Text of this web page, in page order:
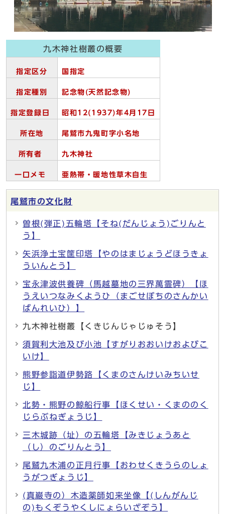
九木神社樹叢の概要
指定区分 国指定
指定種別 記念物(天然記念物)
指定登録日 昭和12(1937)年4月17 日
所在地 尾鷲市九鬼町字小名地
所有者 九木神社
一口メモ 亜熱帯・暖地性草木自生
尾鷲市の文化財
曽根(弾正)五輪塔【そね(だんじょう)ごりんと
う】
矢浜浄土宝筐印塔【やのはまじょうどほうきょ
ういんとう】
宝永津波供養碑（馬越墓地の三界萬霊碑）【ほ
うえいつなみくようひ（まごせぼちのさんかい
ばんれいひ）】
九木神社樹叢【くきじんじゃじゅそう】
須賀利大池及び小池【すがりおおいけおよびこ
いけ】
熊野参詣道伊勢路【くまのさんけいみちいせ
じ】
北勢・熊野の鯨船行事【ほくせい・くまののく
じらぶねぎょうじ】
三木城跡（址）の五輪塔【みきじょうあと
（し）のごりんとう】
尾鷲九木浦の正月行事【おわせくきうらのしょ
うがつぎょうじ】
(真巌寺の）木造薬師如来坐像【(しんがんじ
の)もくぞうやくしにょらいざぞう】